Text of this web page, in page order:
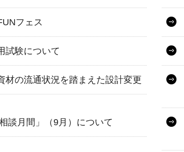
フェス
試験について
材の流通状況を踏まえた設計変更
談月間」（9月）について